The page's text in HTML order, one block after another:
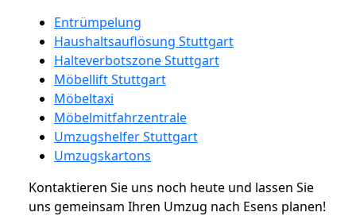
Entrümpelung
Haushaltsauflösung Stuttgart
Halteverbotszone Stuttgart
Möbellift Stuttgart
Möbeltaxi
Möbelmitfahrzentrale
Umzugshelfer Stuttgart
Umzugskartons
Kontaktieren Sie uns noch heute und lassen Sie
uns gemeinsam Ihren Umzug nach Esens planen!